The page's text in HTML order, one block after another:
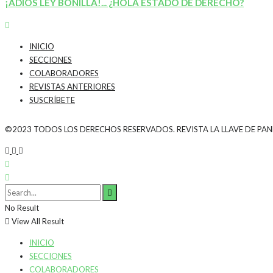
¡ADIÓS LEY BONILLA!... ¿HOLA ESTADO DE DERECHO?
INICIO
SECCIONES
COLABORADORES
REVISTAS ANTERIORES
SUSCRÍBETE
©2023 TODOS LOS DERECHOS RESERVADOS. REVISTA LA LLAVE DE
No Result
View All Result
INICIO
SECCIONES
COLABORADORES